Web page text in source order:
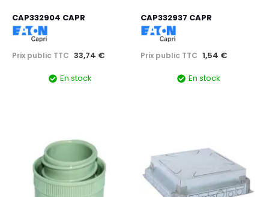
CAP332904 CAPR
Prix public TTC 33,74 €
En stock
CAP332937 CAPR
Prix public TTC 1,54 €
En stock